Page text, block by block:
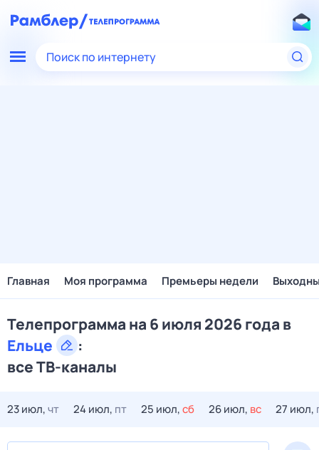
Поиск по интернету
Главная Моя программа Премьеры недели
Телепрограмма на 6 июля 2026 года в
Ельце
:
все ТВ-каналы
23 июл,чт 24 июл, пт 25 июл,сб 26 июл, вс 27 июл,